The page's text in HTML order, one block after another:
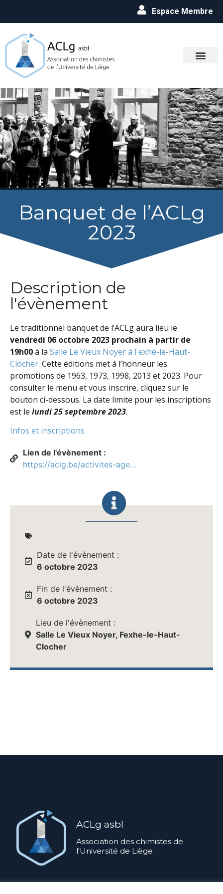
Espace Membre
Banquet de l’ACLg
2023
Date de l'évènement :
6 octobre 2023
Fin de l'évènement :
6 octobre 2023
Lieu de l'évènement :
Salle Le Vieux Noyer, Fexhe-le-Haut-
Clocher
Description de
l'évènement
Le traditionnel banquet de l’ACLg aura lieu le
vendredi 06 octobre 2023 prochain à partir de
19h00à la Salle Le Vieux Noyer à Fexhe-le-Haut-
Clocher. Cette éditions met à l’honneur les
promotions de 1963, 1973, 1998, 2013 et 2023. Pour
consulter le menu et vous inscrire, cliquez sur le
bouton ci-dessous. La date limite pour les inscriptions
est le lundi 25 septembre 2023.
Infos et inscriptions
Lien de l'évènement :
https://aclg.be/activites-agenda/banquet-de-laclg/
ACLg asbl
Association des chimistes de
l'Université de Liège